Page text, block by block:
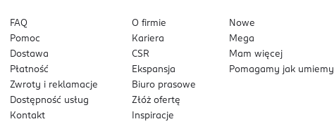
FAQ
Pomoc
Dostawa
Płatność
Zwroty i reklamacje
Dostępność usług
Kontakt
O firmie
Kariera
CSR
Ekspansja
Biuro prasowe
Złóż ofertę
Inspiracje
Nowe
Mega
Mam więcej
Pomagamy jak umiemy